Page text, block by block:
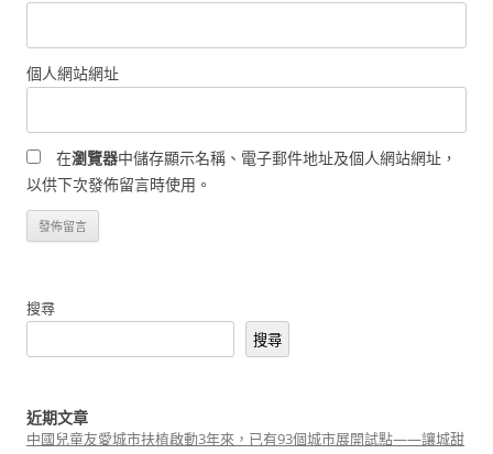
個人網站網址
在瀏覽器中儲存顯示名稱、電子郵件地址及個人網站網址，
以供下次發佈留言時使用。
搜尋
搜尋
近期文章
中國兒童友愛城市扶植啟動3年來，已有93個城市展開試點——讓城甜